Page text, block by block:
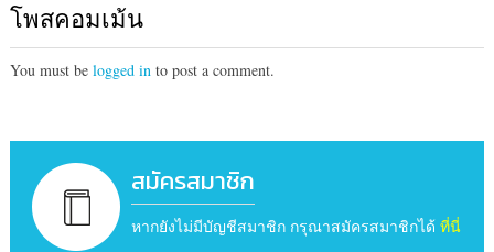
โพสคอมเม้น
You must be logged into post a comment.
สมัครสมาชิก
หากยังไม่มีบัญชีสมาชิก กรุณาสมัครสมาชิกได้ ที่นี่